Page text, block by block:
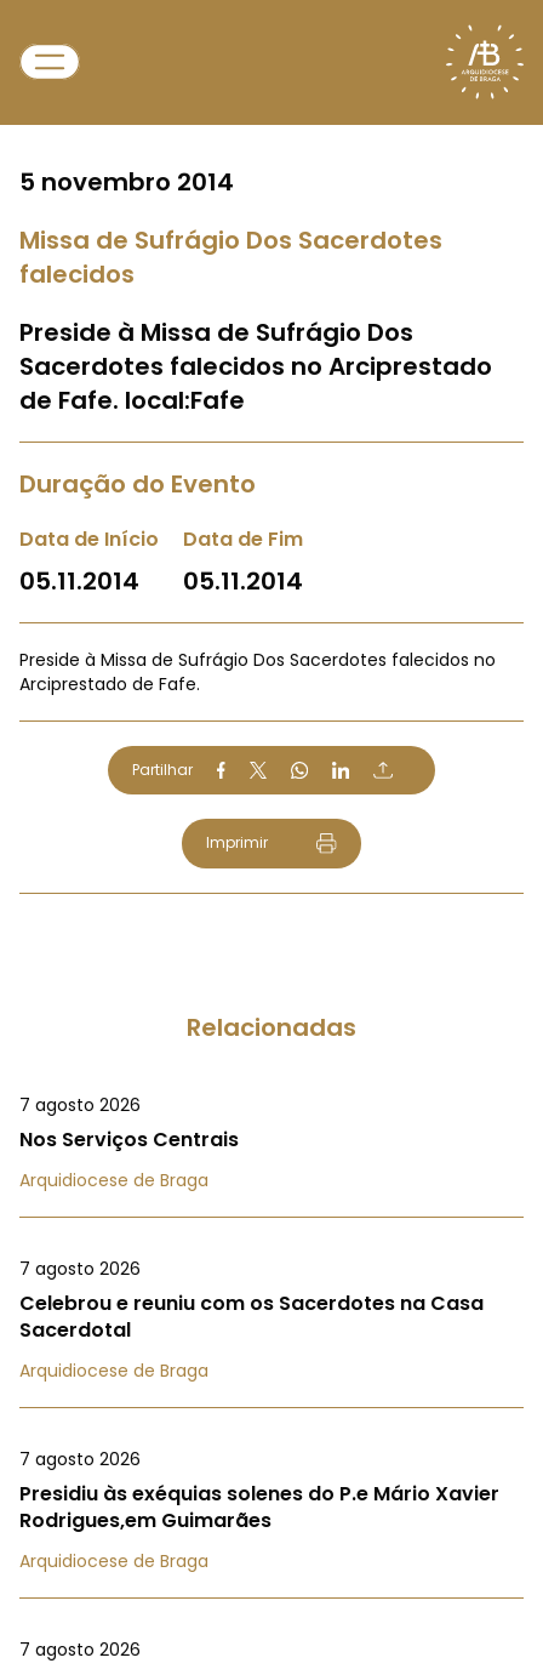
5 novembro 2014
Missa de Sufrágio Dos Sacerdotes
falecidos
Preside à Missa de Sufrágio Dos
Sacerdotes falecidos no Arciprestado
de Fafe. local:Fafe
Duração do Evento
Data de Início
05.11.2014
Data de Fim
05.11.2014
Preside à Missa de Sufrágio Dos Sacerdotes falecidos no
Arciprestado de Fafe.
Partilhar
Imprimir
Relacionadas
7 agosto 2026
Nos Serviços Centrais
Arquidiocese de Braga
7 agosto 2026
Celebrou e reuniu com os Sacerdotes na Casa
Sacerdotal
Arquidiocese de Braga
7 agosto 2026
Presidiu às exéquias solenes do P.e Mário Xavier
Rodrigues,em Guimarães
Arquidiocese de Braga
7 agosto 2026